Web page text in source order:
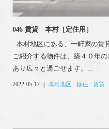
046 賃貸 本村［定住用］
本村地区にある、一軒家の賃
ご紹介する物件は、築４０年
あり広々と過ごせます。...
2022-05-17 ｜本村地区 移住 賃貸